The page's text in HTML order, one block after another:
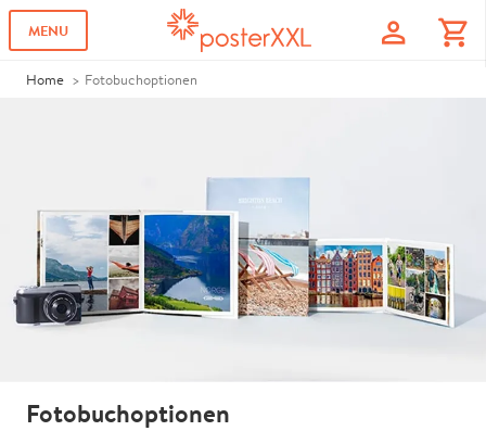
MENU profile shopping_cart
Home Fotobuchoptionen
Fotobuchoptionen